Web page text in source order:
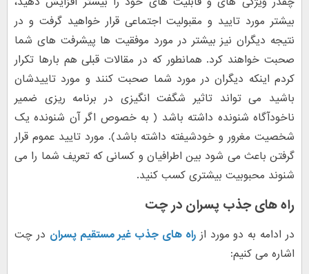
بیشتر مورد تایید و مقبولیت اجتماعی قرار خواهید گرفت و در
نتیجه دیگران نیز بیشتر در مورد موفقیت ها پیشرفت های شما
صحبت خواهند کرد. همانطور که در مقالات قبلی هم بارها تکرار
کردم اینکه دیگران در مورد شما صحبت کنند و مورد تاییدشان
باشید می تواند تاثیر شگفت انگیزی در برنامه ریزی ضمیر
ناخودآگاه شنونده داشته باشد ( به خصوص اگر آن شنونده یک
شخصیت مغرور و خودشیفته داشته باشد). مورد تایید عموم قرار
گرفتن باعث می شود بین اطرافیان و کسانی که تعریف شما را می
شنوند محبوبیت بیشتری کسب کنید.
راه های جذب پسران در چت
در ادامه به دو مورد ازراه های جذب غیر مستقیم پسران در چت
اشاره می کنیم: